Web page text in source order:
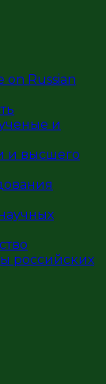
Russian
и
и высшего
российских